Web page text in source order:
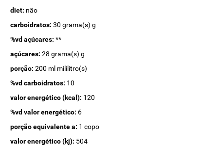
diet: não
carboidratos: 30 grama(s) g
%vd açúcares: **
açúcares: 28 grama(s) g
porção: 200 ml mililitro(s)
%vd carboidratos: 10
valor energético (kcal): 120
%vd valor energético: 6
porção equivalente a: 1 copo
valor energético (kj): 504